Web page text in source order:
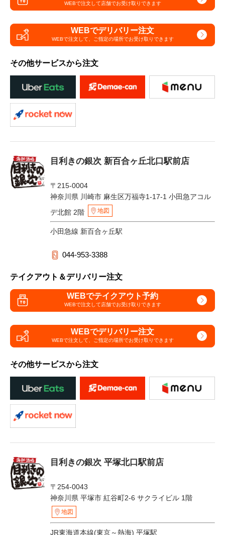
WEBで注文して店舗でお受け取りできます
WEBでデリバリー注文
WEBで注文して、 ご指定の場所でお受け取りできます
その他サービスから注文
目利きの銀次 新百合ヶ丘北口駅前店
〒215-0004
神奈川県 川崎市 麻生区万福寺1-17-1 小田急アコル
デ北館 2階
地図
小田急線 新百合ヶ丘駅
044-953-3388
テイクアウト＆デリバリー注文
WEBでテイクアウト予約
WEBで注文して店舗でお受け取りできます
WEBでデリバリー注文
WEBで注文して、 ご指定の場所でお受け取りできます
その他サービスから注文
目利きの銀次 平塚北口駅前店
〒254-0043
神奈川県 平塚市 紅谷町2-6 サクライビル 1階
地図
JR東海道本線(東京～熱海) 平塚駅